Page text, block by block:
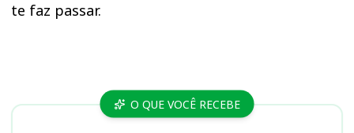
te faz passar.
Cursos AFEAM (AM)
O QUE VOCÊ RECEBE